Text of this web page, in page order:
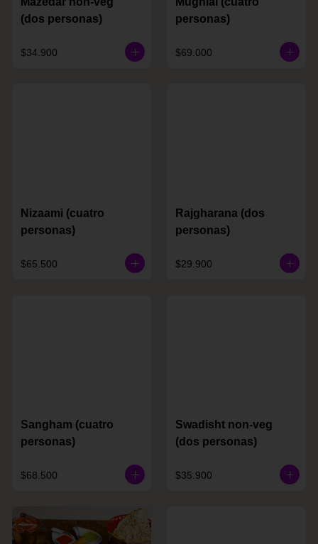
(dos personas)
$34.900
personas)
$69.000
Nizaami (cuatro
personas)
$65.500
Rajgharana (dos
personas)
$29.900
Sangham (cuatro
personas)
$68.500
Swadisht non-veg
(dos personas)
$35.900